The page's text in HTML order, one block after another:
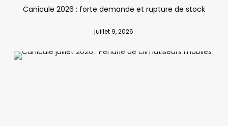
Canicule 2026 : forte demande et rupture de stock
juillet 9, 2026